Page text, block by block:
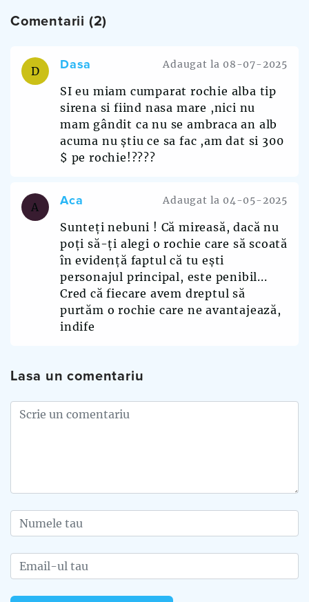
Comentarii (2)
D Dasa Adaugat la 08-07-2025
SI eu miam cumparat rochie alba tip
sirena si fiind nasa mare ,nici nu
mam gândit ca nu se ambraca an alb
acuma nu știu ce sa fac ,am dat si 300
$ pe rochie!????
A Aca Adaugat la 04-05-2025
Sunteți nebuni ! Că mireasă, dacă nu
poți să-ți alegi o rochie care să scoată
în evidență faptul că tu ești
personajul principal, este penibil...
Cred că fiecare avem dreptul să
purtăm o rochie care ne avantajează,
indife
Lasa un comentariu